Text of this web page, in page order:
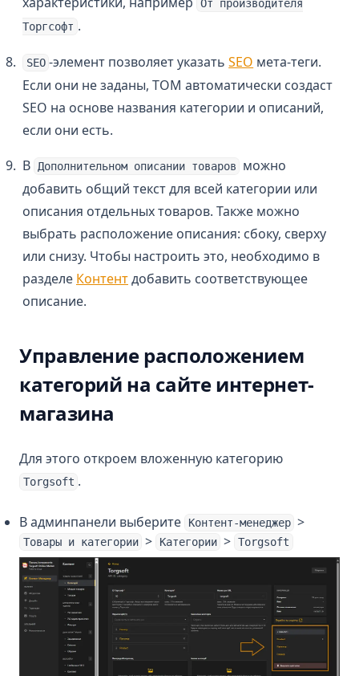
От производителя
Торгсофт .
SEO -элемент позволяет указатьSEO мета-теги.
Если они не заданы, ТОМ автоматически создаст
SEO на основе названия категории и описаний,
если они есть.
В
Дополнительном описании товаров
можно
добавить общий текст для всей категории или
описания отдельных товаров. Также можно
выбрать расположение описания: сбоку, сверху
или снизу. Чтобы настроить это, необходимо в
разделе Контентдобавить соответствующее
описание.
Управление расположением
категорий на сайте интернет-
магазина
Для этого откроем вложенную категорию
Torgsoft .
В админпанели выберите Контент-менеджер >
Товары и категории > Категории > Torgsoft